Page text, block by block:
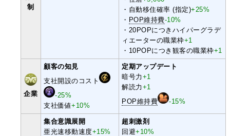
制
・自動移住確率 (指定)+25%
・ POP維持費-10%
・20POPにつきハイパーグラデ
ィエーターの職業枠+1
・10POPにつき観客の職業枠+1
企業
顧客の知見
支社開設のコスト
-25%
支社価値+10%
定期アップデート
暗号力 +1
解読力 +1
POP維持費
-15%
集合意識展開
亜光速移動速度+15%
超刺激剤
回避+10%